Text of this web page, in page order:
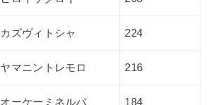
カズヴィトシャ 224
ヤマニントレモロ 216
オーケーミネルバ 184